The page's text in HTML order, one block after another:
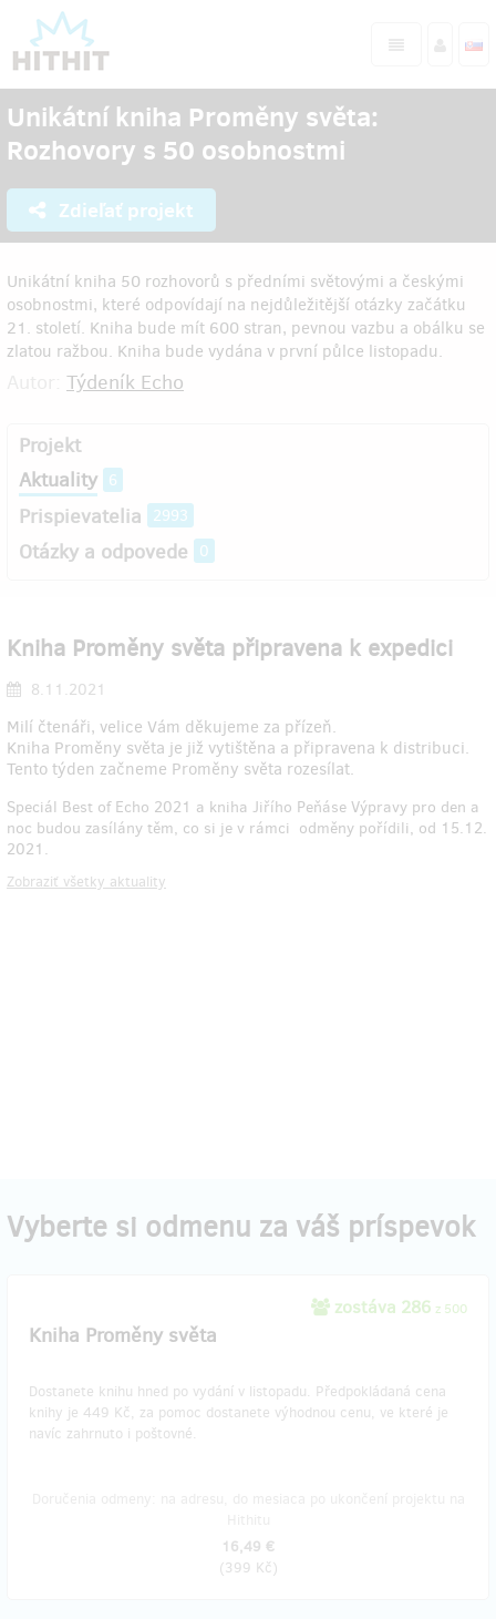
Unikátní kniha Proměny světa:
Rozhovory s 50 osobnostmi
Zdieľať projekt
Unikátní kniha 50 rozhovorů s předními světovými a českými
osobnostmi, které odpovídají na nejdůležitější otázky začátku
21. století. Kniha bude mít 600 stran, pevnou vazbu a obálku se
zlatou ražbou. Kniha bude vydána v první půlce listopadu.
Týdeník Echo
Projekt
Aktuality 6
Prispievatelia 2993
Otázky a odpovede 0
Kniha Proměny světa připravena k expedici
8.11.2021
Milí čtenáři, velice Vám děkujeme za přízeň.
Kniha Proměny světa je již vytištěna a připravena k distribuci.
Tento týden začneme Proměny světa rozesílat.
Speciál Best of Echo 2021 a kniha Jiřího Peňáse Výpravy pro den a
noc budou zasílány těm, co si je v rámci odměny pořídili, od 15.12.
2021.
Zobraziť všetky aktuality
Vyberte si odmenu za váš príspevok
zostáva 286 z 500
Kniha Proměny světa
Dostanete knihu hned po vydání v listopadu. Předpokládaná cena
knihy je 449 Kč, za pomoc dostanete výhodnou cenu, ve které je
navíc zahrnuto i poštovné.
16,49 €
(399 Kč)